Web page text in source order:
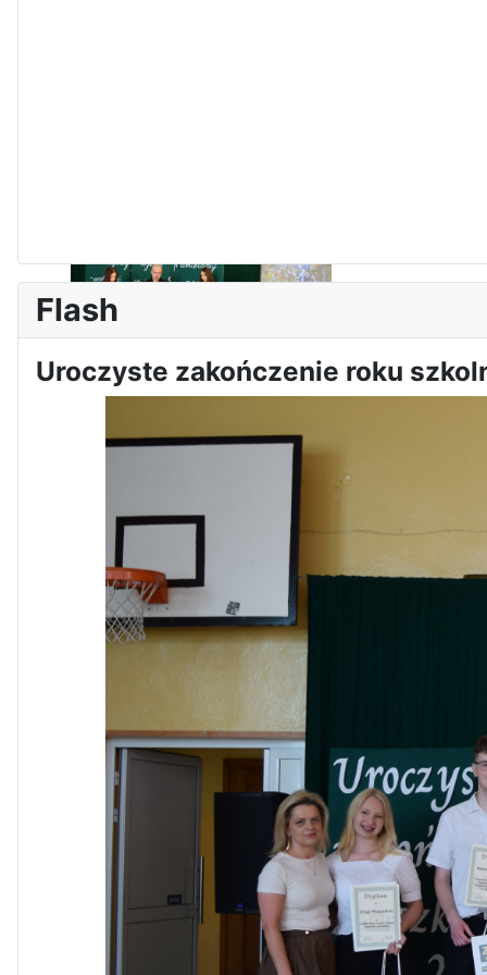
Apel z okazji 235-tej rocznicy
Dni Otwarte w „Staszicu” za
Informatycy zapraszają do
Staszica w Iłży!
Flash
Uroczyste zakończenie roku